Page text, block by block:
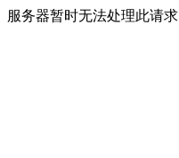
服务器暂时无法处理此请求